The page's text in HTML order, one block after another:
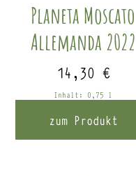
Planeta Moscato
Allemanda 2022
14,30 €
Inhalt: 0,75 l
zum Produkt